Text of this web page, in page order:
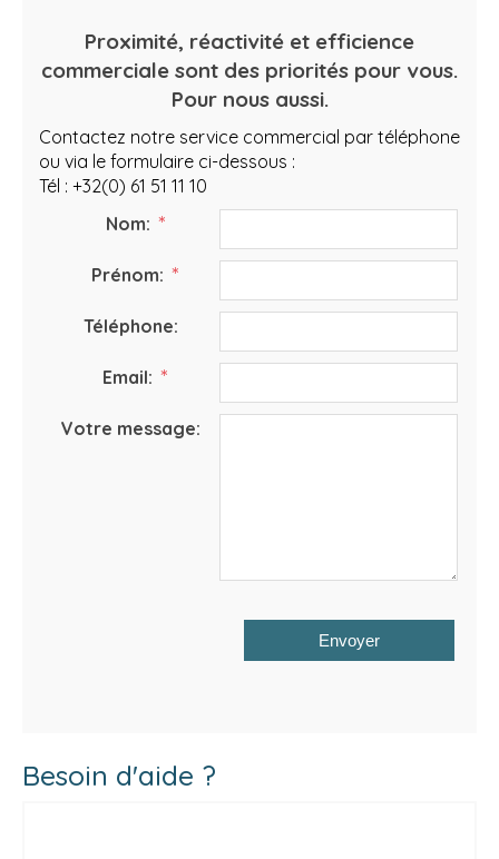
Proximité, réactivité et efficience
commerciale sont des priorités pour vous.
Pour nous aussi.
Contactez notre service commercial par téléphone
ou via le formulaire ci-dessous :
Tél : +32(0) 61 51 11 10
Nom: *
Prénom: *
Téléphone:
Email: *
Votre message:
Besoin d'aide ?